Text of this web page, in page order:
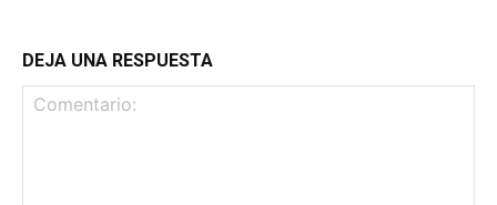
DEJA UNA RESPUESTA